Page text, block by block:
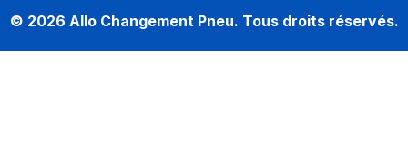
© 2026 Allo Changement Pneu. Tous droits réservés.